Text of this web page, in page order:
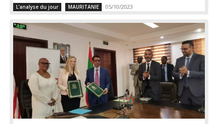
L'analyse du jour MAURITANIE 05/10/2023